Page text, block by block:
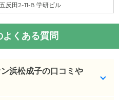
反田2-11-8 学研ビル
くある質問
浜松成子の口コミや